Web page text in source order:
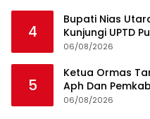
4
Bupati Nias
Kunjungi UPTD
06/08/2026
5
Ketua Ormas
Aph Dan
Angkut
06/08/2026